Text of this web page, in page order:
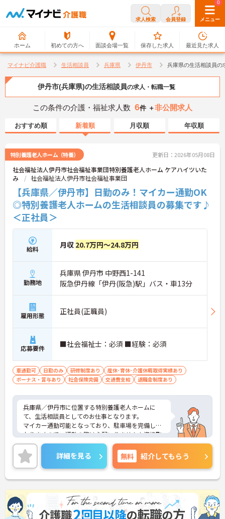
求人検索 会員登録 メニュー
ホーム 初めての方へ 面談会場一覧
0
保存した求人
0
最近見た求人
マイナビ介護職 生活相談員 兵庫県 伊丹市 兵庫県の生活相談員の
伊丹市(兵庫県)の生活相談員の求人・転職一覧
この条件の介護・福祉求人数 6件 ＋非公開求人
おすすめ順 新着順 月収順 年収順
特別養護老人ホーム（特養） 更新日：2026年05月08日
社会福祉法人伊丹市社会福祉事業団特別養護老人ホーム ケアハイツいた
み
社会福祉法人伊丹市社会福祉事業団
【兵庫県／伊丹市】日勤のみ！マイカー通勤OK
◎特別養護老人ホームの生活相談員の募集です♪
＜正社員＞
給料 月収 20.7万円～24.8万円
勤務地
兵庫県 伊丹市 中野西1-141
阪急伊丹線「伊丹(阪急)駅」バス・車13分
雇用形態 正社員(正職員)
応募要件 ■社会福祉士：必須 ■経験：必須
車通勤可 日勤のみ 研修制度あり
産休･育休･介護休暇取得実績あり
ボーナス・賞与あり
社会保険完備 交通費支給 退職金制度あり
兵庫県／伊丹市に位置する特別養護老人ホームに
て、生活相談員としてのお仕事となります。
マイカー通勤可能となっており、駐車場を完備して
おりますので、通勤の際は心配いりません！資格取
得支援制度もあるので、ご自身のキャリアアップも
目指せます♪
ご興味ある方は面接ポイントをお伝えしますので、
お気軽にお問い合わせください♪
詳細を見る 無料 紹介してもらう